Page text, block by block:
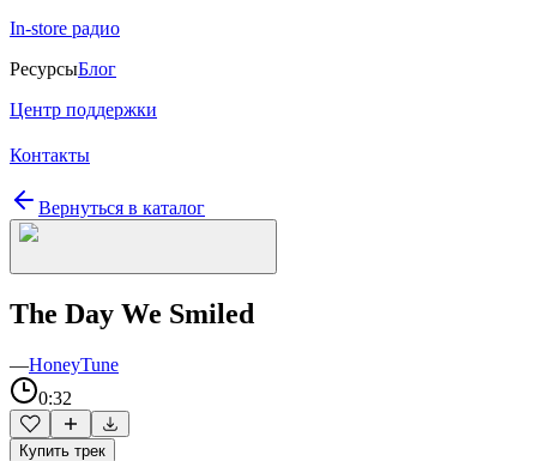
In-store радио
РесурсыБлог
Центр поддержки
Контакты
Вернуться в каталог
The Day We Smiled
—HoneyTune
0:32
Купить трек